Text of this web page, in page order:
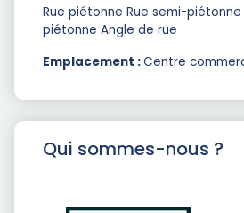
Rue piétonne Rue semi-piétonne
piétonne Angle de rue
Emplacement :Centre
Qui sommes-nous ?